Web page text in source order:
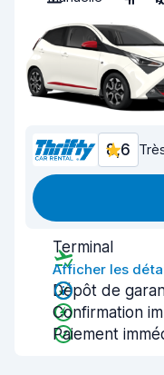
8,6
Terminal
Afficher les
Dépôt de
Confirmation
Paiement